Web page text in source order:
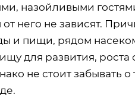
назойливыми
него не зависят.
и пищи, рядом
для развития,
не стоит забывать